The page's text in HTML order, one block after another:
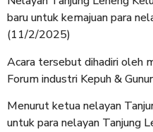
baru untuk kemajuan para
(11/2/2025)
Acara tersebut dihadiri oleh
Forum industri Kepuh &
Menurut ketua nelayan
untuk para nelayan Tanjung